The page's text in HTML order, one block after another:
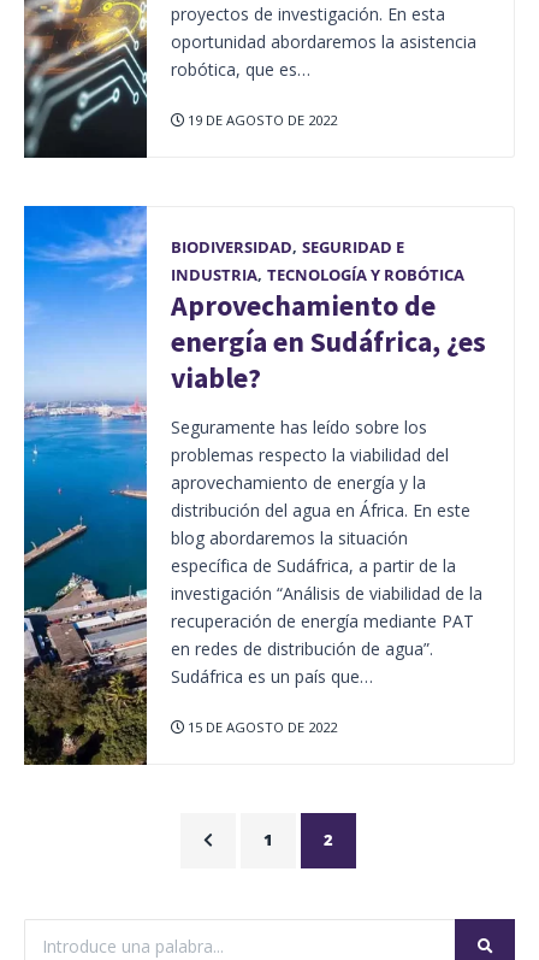
proyectos de investigación. En esta
oportunidad abordaremos la asistencia
robótica, que es…
19 DE AGOSTO DE 2022
BIODIVERSIDAD, SEGURIDAD E
INDUSTRIA, TECNOLOGÍA Y ROBÓTICA
Aprovechamiento de
energía en Sudáfrica, ¿es
viable?
Seguramente has leído sobre los
problemas respecto la viabilidad del
aprovechamiento de energía y la
distribución del agua en África. En este
blog abordaremos la situación
específica de Sudáfrica, a partir de la
investigación “Análisis de viabilidad de la
recuperación de energía mediante PAT
en redes de distribución de agua”.
Sudáfrica es un país que…
15 DE AGOSTO DE 2022
1 2